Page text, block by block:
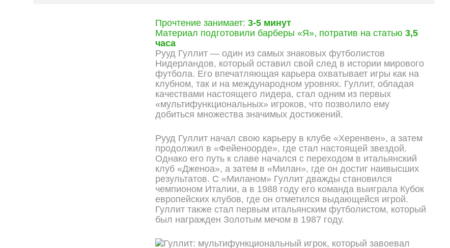
Прочтение занимает: 3-5 минут
Материал подготовили барберы «Я», потратив на статью 3,5
часа
Рууд Гуллит — один из самых знаковых футболистов
Нидерландов, который оставил свой след в истории мирового
футбола. Его впечатляющая карьера охватывает игры как на
клубном, так и на международном уровнях. Гуллит, обладая
качествами настоящего лидера, стал одним из первых
«мультифункциональных» игроков, что позволило ему
добиться множества значимых достижений.
Рууд Гуллит начал свою карьеру в клубе «Херенвен», а затем
продолжил в «Фейеноорде», где стал настоящей звездой.
Однако его путь к славе начался с переходом в итальянский
клуб «Дженоа», а затем в «Милан», где он достиг наивысших
результатов. С «Миланом» Гуллит дважды становился
чемпионом Италии, а в 1988 году его команда выиграла Кубок
европейских клубов, где он отметился выдающейся игрой.
Гуллит также стал первым итальянским футболистом, который
был награжден Золотым мечом в 1987 году.